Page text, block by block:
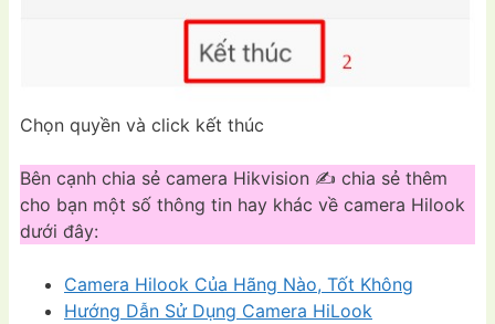
Chọn quyền và click kết thúc
Bên cạnh chia sẻ camera Hikvision ✍ chia sẻ thêm
cho bạn một số thông tin hay khác về camera Hilook
dưới đây:
Camera Hilook Của Hãng Nào, Tốt Không
Hướng Dẫn Sử Dụng Camera HiLook